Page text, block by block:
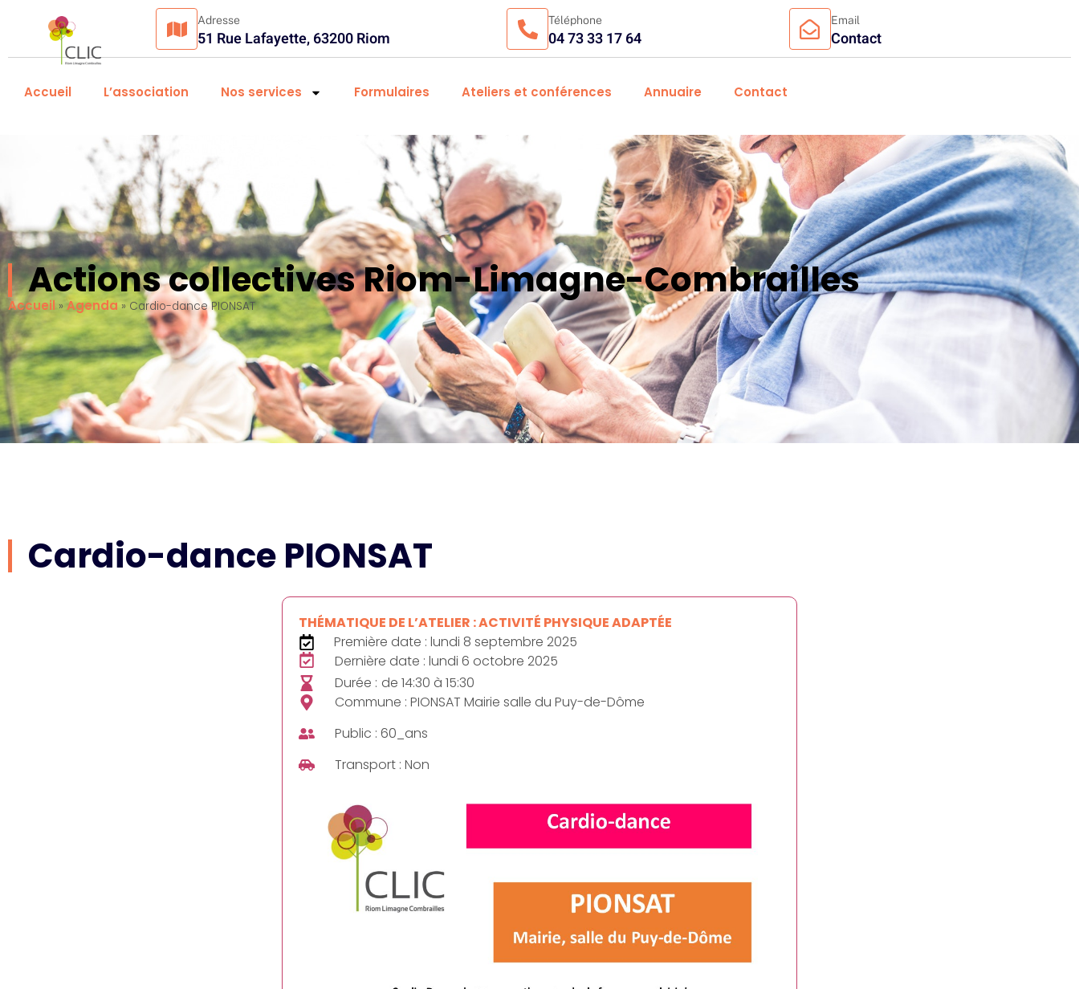
Adresse
51 Rue Lafayette, 63200 Riom
Téléphone
04 73 33 17 64
Email
Contact
Accueil L’association Nos services Formulaires Ateliers et conférences Annuaire Contact
Actions collectives Riom-Limagne-Combrailles
Accueil » Agenda» Cardio-dance PIONSAT
Cardio-dance PIONSAT
THÉMATIQUE DE L’ATELIER : ACTIVITÉ PHYSIQUE ADAPTÉE
Première date : lundi 8 septembre 2025
Dernière date : lundi 6 octobre 2025
Durée : de 14:30 à 15:30
Commune : PIONSAT Mairie salle du Puy-de-Dôme
Public : 60_ans
Transport : Non